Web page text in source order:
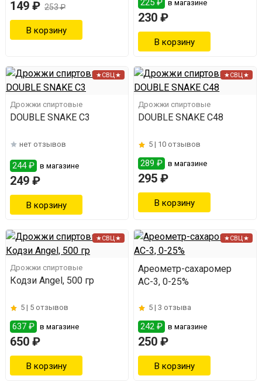
149 ₽ 253 ₽ 225 ₽ в магазине
230 ₽
★СВЦ★
Дрожжи спиртовые
DOUBLE SNAKE C3
нет отзывов
244 ₽ в магазине
249 ₽
★СВЦ★
Дрожжи спиртовые
DOUBLE SNAKE C48
5 | 10 отзывов
289 ₽ в магазине
295 ₽
★СВЦ★
Дрожжи спиртовые
Кодзи Angel, 500 гр
5 | 5 отзывов
637 ₽ в магазине
650 ₽
★СВЦ★
Ареометр-сахаромер
АС-3, 0-25%
5 |3 отзыва
242 ₽ в магазине
250 ₽